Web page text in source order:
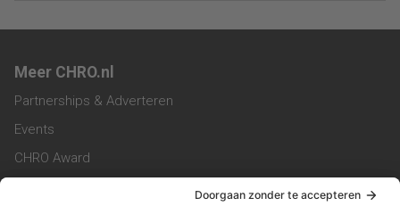
Meer CHRO.nl
Partnerships & Adverteren
Events
CHRO Award